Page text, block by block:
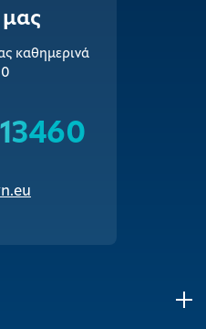
καθημερινά